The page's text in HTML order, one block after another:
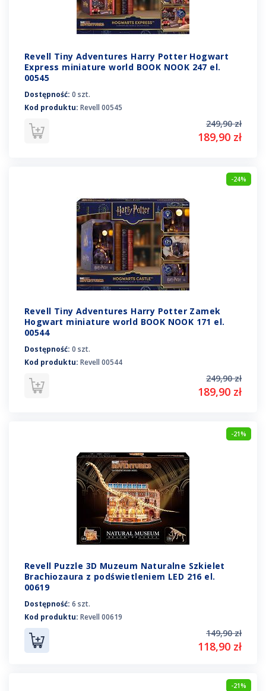
Revell Tiny Adventures Harry Potter Hogwart
Express miniature world BOOK NOOK 247 el.
00545
Dostępność: 0 szt.
Kod produktu: Revell 00545
249,90 zł
189,90 zł
-24%
Revell Tiny Adventures Harry Potter Zamek
Hogwart miniature world BOOK NOOK 171 el.
00544
Dostępność: 0 szt.
Kod produktu: Revell 00544
249,90 zł
189,90 zł
-21%
Revell Puzzle 3D Muzeum Naturalne Szkielet
Brachiozaura z podświetleniem LED 216 el.
00619
Dostępność: 6 szt.
Kod produktu: Revell 00619
149,90 zł
118,90 zł
-21%